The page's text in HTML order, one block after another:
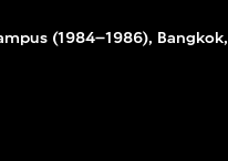
(1984–1986), Bangkok,